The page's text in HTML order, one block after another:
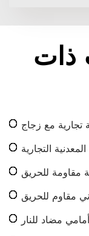
ذات
تجارية مع زجاج
المعدنية التجارية
مقاومة للحريق
مقاوم للحريق
مضاد للنار